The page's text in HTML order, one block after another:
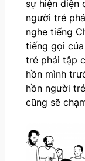
sự hiện diện
người trẻ
nghe tiếng
tiếng gọi
trẻ phải tập
hồn mình
hồn người
cũng sẽ